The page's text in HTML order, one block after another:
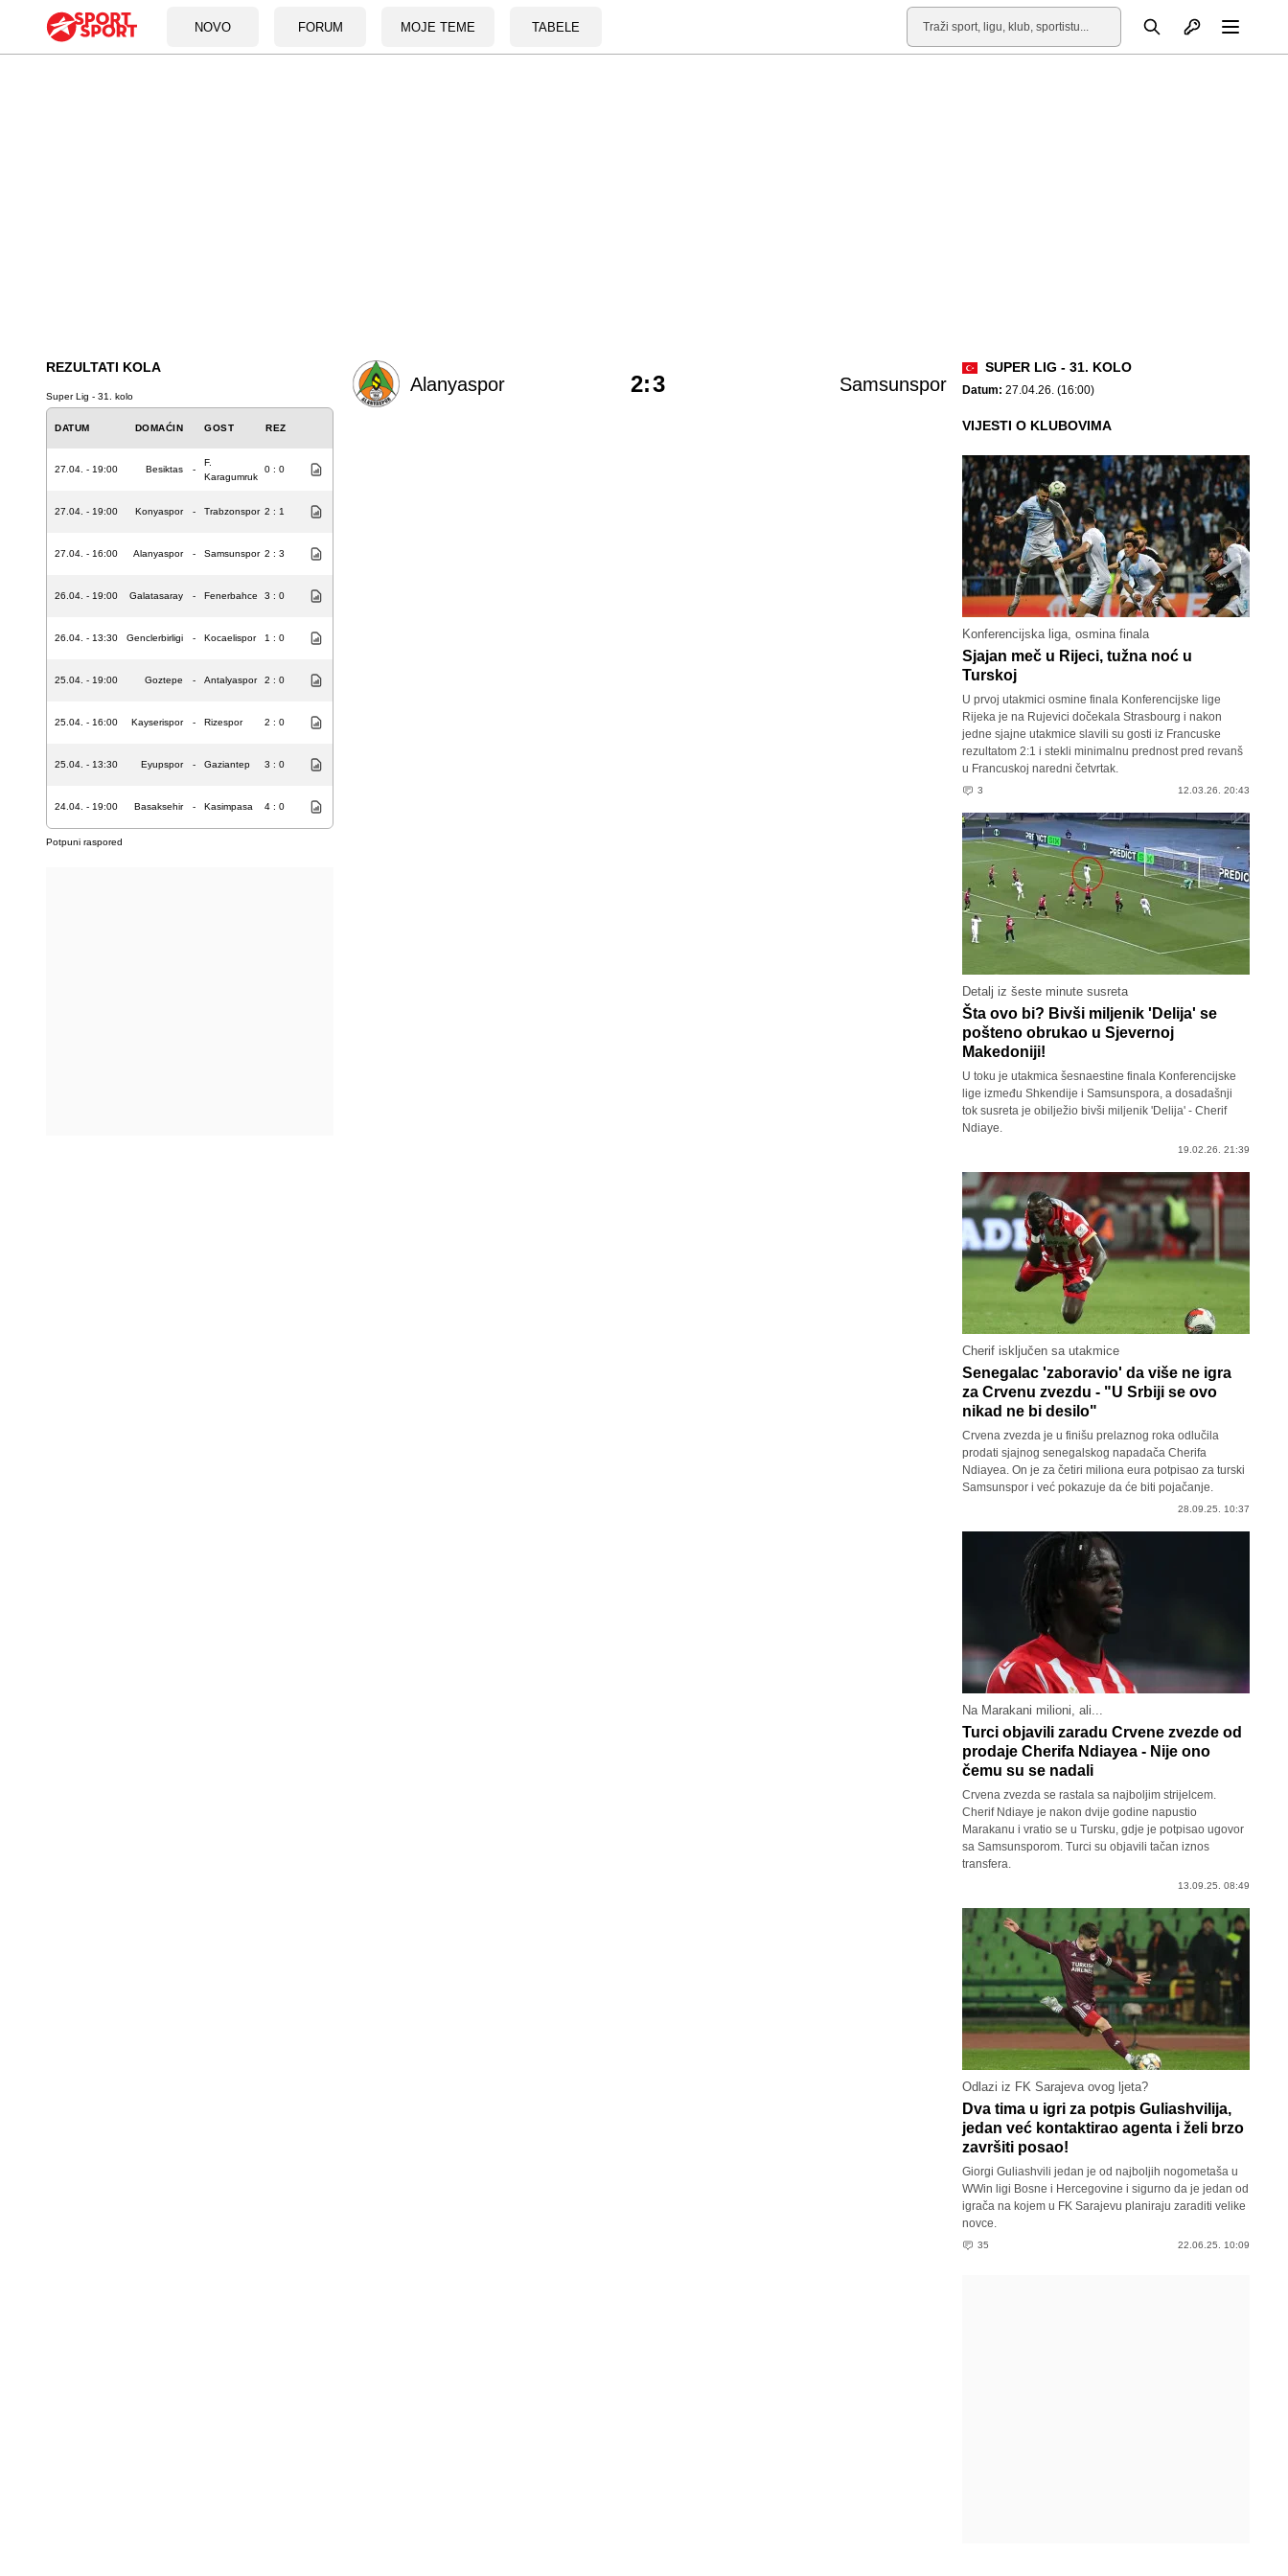
NOVO FORUM MOJE TEME TABELE
Pretraga Otvori profil
REZULTATI KOLA
Super Lig - 31. kolo
DATUM DOMAĆIN GOST REZ
27.04. - 19:00 Besiktas -
F.
Karagumruk
0 : 0
27.04. - 19:00 Konyaspor - Trabzonspor 2 : 1
27.04. - 16:00 Alanyaspor - Samsunspor 2 : 3
26.04. - 19:00 Galatasaray - Fenerbahce 3 : 0
26.04. - 13:30 Genclerbirligi - Kocaelispor 1 : 0
25.04. - 19:00 Goztepe - Antalyaspor 2 : 0
25.04. - 16:00 Kayserispor - Rizespor 2 : 0
25.04. - 13:30 Eyupspor - Gaziantep 3 : 0
24.04. - 19:00 Basaksehir - Kasimpasa 4 : 0
Potpuni raspored
Alanyaspor Samsunspor
2:3
SUPER LIG - 31. KOLO
Datum: 27.04.26. (16:00)
VIJESTI O KLUBOVIMA
Konferencijska liga, osmina finala
Sjajan meč u Rijeci, tužna noć u
Turskoj
U prvoj utakmici osmine finala Konferencijske lige
Rijeka je na Rujevici dočekala Strasbourg i nakon
jedne sjajne utakmice slavili su gosti iz Francuske
rezultatom 2:1 i stekli minimalnu prednost pred revanš
u Francuskoj naredni četvrtak.
3 12.03.26. 20:43
Detalj iz šeste minute susreta
Šta ovo bi? Bivši miljenik 'Delija' se
pošteno obrukao u Sjevernoj
Makedoniji!
U toku je utakmica šesnaestine finala Konferencijske
lige između Shkendije i Samsunspora, a dosadašnji
tok susreta je obilježio bivši miljenik 'Delija' - Cherif
Ndiaye.
19.02.26. 21:39
Cherif isključen sa utakmice
Senegalac 'zaboravio' da više ne igra
za Crvenu zvezdu - "U Srbiji se ovo
nikad ne bi desilo"
Crvena zvezda je u finišu prelaznog roka odlučila
prodati sjajnog senegalskog napadača Cherifa
Ndiayea. On je za četiri miliona eura potpisao za turski
Samsunspor i već pokazuje da će biti pojačanje.
28.09.25. 10:37
Na Marakani milioni, ali...
Turci objavili zaradu Crvene zvezde od
prodaje Cherifa Ndiayea - Nije ono
čemu su se nadali
Crvena zvezda se rastala sa najboljim strijelcem.
Cherif Ndiaye je nakon dvije godine napustio
Marakanu i vratio se u Tursku, gdje je potpisao ugovor
sa Samsunsporom. Turci su objavili tačan iznos
transfera.
13.09.25. 08:49
Odlazi iz FK Sarajeva ovog ljeta?
Dva tima u igri za potpis Guliashvilija,
jedan već kontaktirao agenta i želi brzo
završiti posao!
Giorgi Guliashvili jedan je od najboljih nogometaša u
WWin ligi Bosne i Hercegovine i sigurno da je jedan od
igrača na kojem u FK Sarajevu planiraju zaraditi velike
novce.
35 22.06.25. 10:09